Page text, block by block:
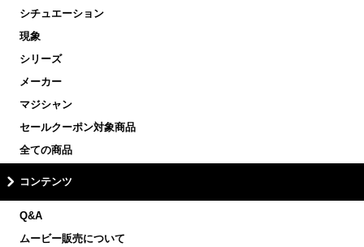
シチュエーション
現象
シリーズ
メーカー
マジシャン
セールクーポン対象商品
全ての商品
コンテンツ
Q&A
ムービー販売について